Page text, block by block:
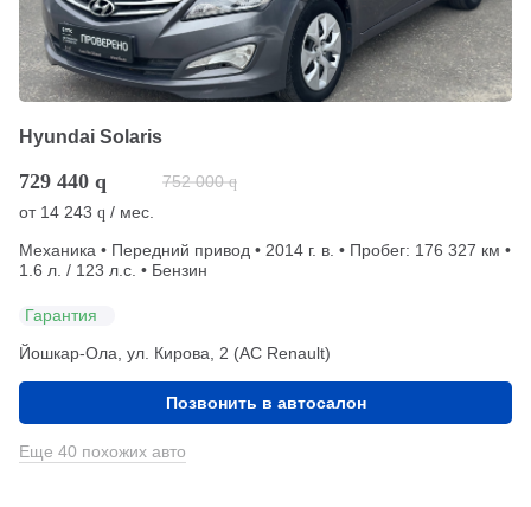
Hyundai Solaris
729 440 q 752 000 q
от 14 243 q / мес.
Механика • Передний привод • 2014 г. в. • Пробег: 176 327 км •
1.6 л. / 123 л.с. • Бензин
Гарантия
Йошкар-Ола, ул. Кирова, 2 (АС Renault)
Позвонить в автосалон
Еще 40 похожих авто